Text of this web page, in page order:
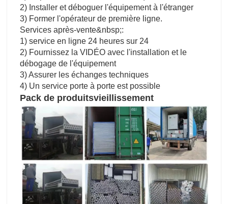
2) Installer et déboguer l'équipement à l'étranger
3) Former l'opérateur de première ligne.
Services après-vente&nbsp;:
1) service en ligne 24 heures sur 24
2) Fournissez la VIDÉO avec l'installation et le
débogage de l'équipement
3) Assurer les échanges techniques
4) Un service porte à porte est possible
Pack de produitsvieillissement